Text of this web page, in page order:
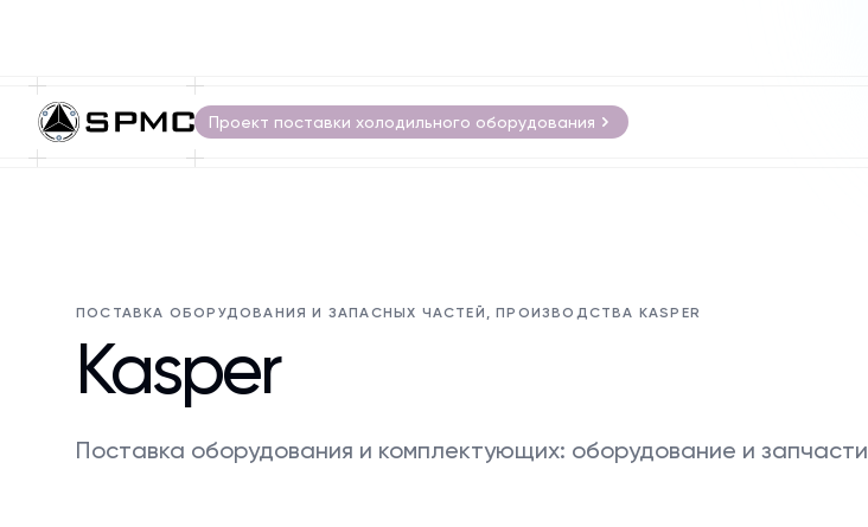
Проект поставки холодильного оборудования
ПОСТАВКА ОБОРУДОВАНИЯ И ЗАПАСНЫХ ЧАСТЕЙ, ПРОИЗВОДСТВА KASPER
Kasper
Поставка оборудования и комплектующих: оборудование и запчасти